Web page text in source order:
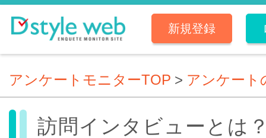
新規登録
アンケートモニターTOP > アンケート
訪問インタビューとは